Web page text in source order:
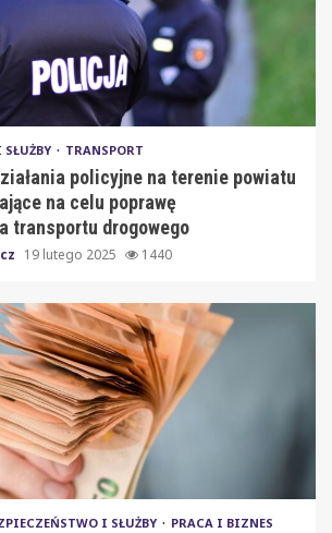
TRANSPORT
policyjne na terenie powiatu
na celu poprawę
transportu drogowego
19 lutego 2025 1440
I SŁUŻBY PRACA I BIZNES